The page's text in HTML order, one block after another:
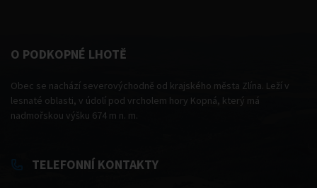
O PODKOPNÉ LHOTĚ
Obec se nachází severovýchodně od krajského města Zlína. Leží v
lesnaté oblasti, v údolí pod vrcholem hory Kopná, který má
nadmořskou výšku 674 m n. m.
TELEFONNÍ KONTAKTY